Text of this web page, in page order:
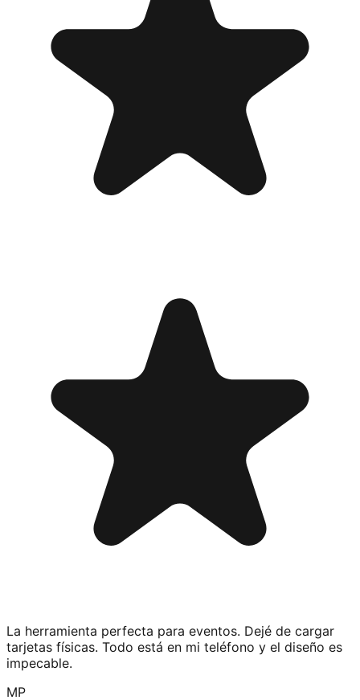
La herramienta perfecta para eventos. Dejé de cargar
tarjetas físicas. Todo está en mi teléfono y el diseño es
impecable.
MP